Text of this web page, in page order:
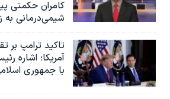
کامران حکمتی
شیمی‌درمانی به
تاکید ترامپ
آمریکا؛ اشاره
با جمهوری